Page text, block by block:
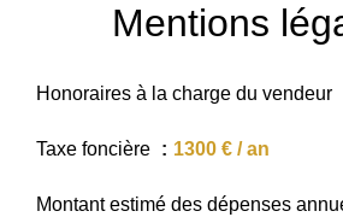
Mentions
Honoraires à la charge du vendeur
Taxe foncière 1300 € / an
Montant estimé des dépenses